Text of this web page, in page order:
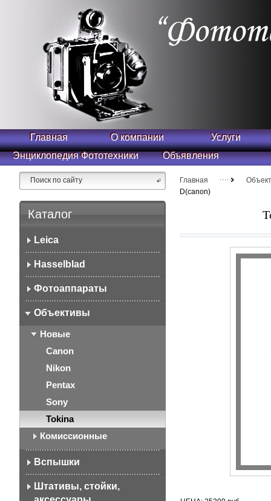
Главная О компании
Услуги
Энциклопедия Фототехники
Объявления
Каталог
Leica
Hasselblad
Фотоаппараты
Объективы
Новые
Canon
Nikon
Pentax
Sony
Tokina
Комиссионные
Вспышки
Штативы, стойки,
Главная
D(canon)